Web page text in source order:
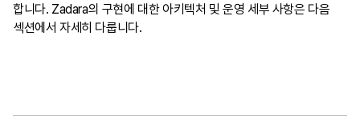
합니다. Zadara의 구현에 대한 아키텍처 및 운영 세부 사항은 다음
섹션에서 자세히 다룹니다.